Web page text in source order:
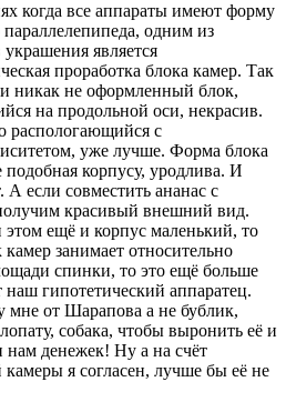
когда все аппараты имеют форму
параллелепипеда, одним из
украшения является
проработка блока камер. Так
никак не оформленный блок,
на продольной оси, некрасив.
распологающийся с
уже лучше. Форма блока
подобная корпусу, уродлива. И
А если совместить ананас с
красивый внешний вид.
ещё и корпус маленький, то
камер занимает относительно
спинки, то это ещё больше
наш гипотетический аппаратец.
мне от Шарапова а не бублик,
собака, чтобы выронить её и
нам денежек! Ну а на счёт
камеры я согласен, лучше бы её не